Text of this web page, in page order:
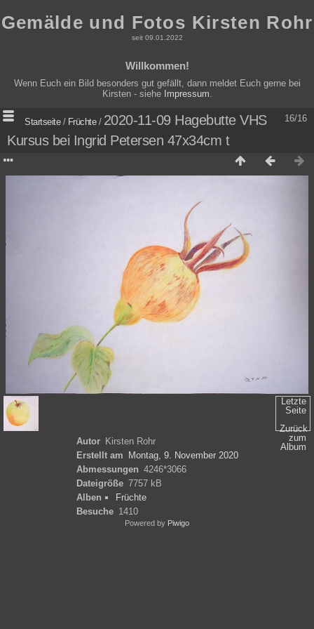
Gemälde und Fotos Kirsten Rohr
seit 09.01.2022
Willkommen!
Wenn Euch ein Bild besonders gut gefällt, dann meldet Euch gerne bei
Kirsten - siehe Impressum
16/16
Startseite/ Früchte/ 2020-11-09 Hagebutte VHS
Kursus bei Ingrid Petersen 47x34cm t
Letzte
Seite
Zurück
zum
Album
Autor Kirsten Rohr
Erstellt am
Montag, 9. November 2020
Abmessungen 4246*3066
Dateigröße 7757 kB
Alben
Früchte
Besuche 1410
Powered by Piwigo